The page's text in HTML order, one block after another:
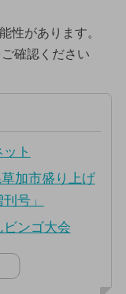
性があります。
確認ください
ト
加市盛り上げ
号」
ビンゴ大会